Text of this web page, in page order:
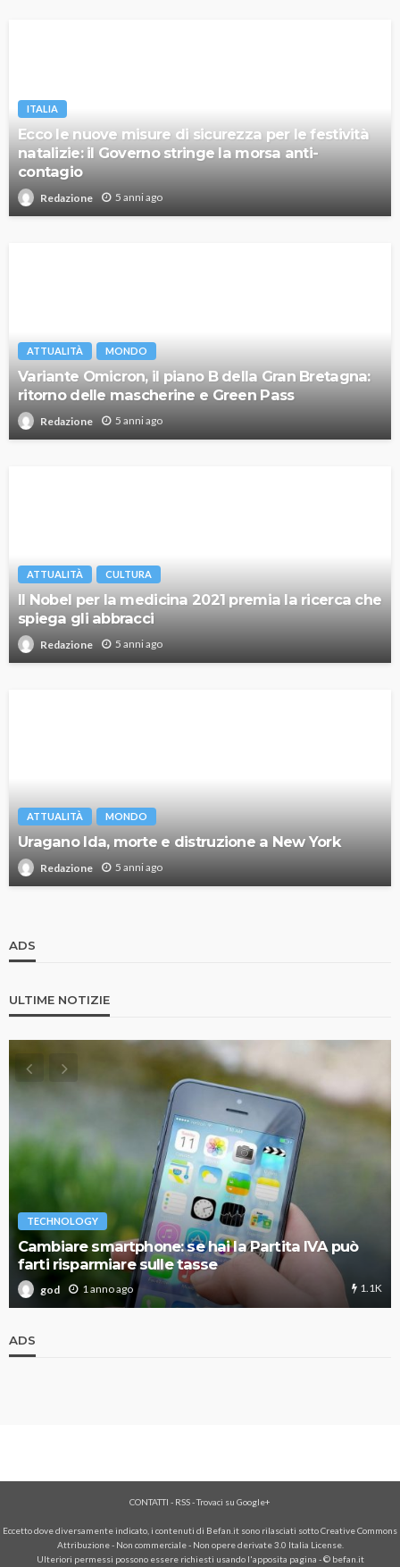
ITALIA
Ecco le nuove misure di sicurezza per le festività
natalizie: il Governo stringe la morsa anti-
contagio
Redazione 5 anni ago
ATTUALITÀ MONDO
Variante Omicron, il piano B della Gran Bretagna:
ritorno delle mascherine e Green Pass
Redazione 5 anni ago
ATTUALITÀ CULTURA
Il Nobel per la medicina 2021 premia la ricerca che
spiega gli abbracci
Redazione 5 anni ago
ATTUALITÀ MONDO
Uragano Ida, morte e distruzione a New York
Redazione 5 anni ago
ADS
ULTIME NOTIZIE
TECHNOLOGY
Cambiare smartphone: se hai la Partita IVA può
farti risparmiare sulle tasse
god 1 anno ago 1.1K
ADS
CONTATTI - RSS-Trovaci su Google+
Eccetto dove diversamente indicato, i contenuti di Befan.it sono rilasciati sotto Creative Commons
Attribuzione - Non commerciale - Non opere derivate 3.0 Italia License.
Ulteriori permessi possono essere richiesti usando l'apposita pagina - © befan.it